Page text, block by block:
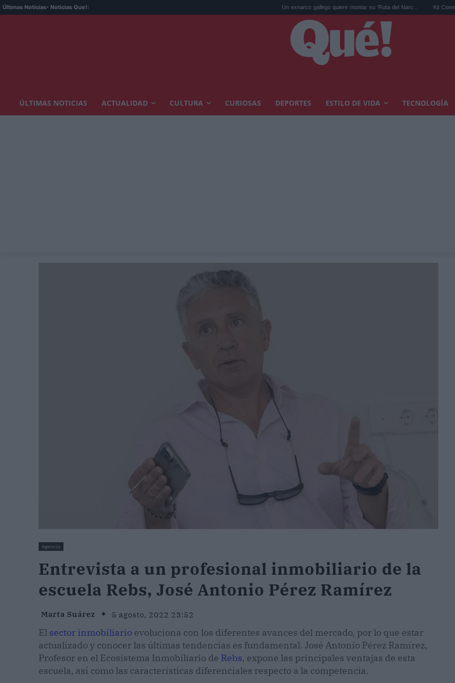
Últimas Noticias- Noticias Que!: Un exnarco gallego quiere montar su 'Ruta del Narc... Kit Connor será
ÚLTIMAS NOTICIAS ACTUALIDAD CULTURA CURIOSAS DEPORTES ESTILO DE VIDA TECNOLOGÍA
Agencia
Entrevista a un profesional inmobiliario de la
escuela Rebs, José Antonio Pérez Ramírez
Marta Suárez 5 agosto, 2022 23:52
El sector inmobiliario evoluciona con los diferentes avances del mercado, por lo que estar
actualizado y conocer las últimas tendencias es fundamental. José Antonio Pérez Ramírez,
Profesor en el Ecosistema Inmobiliario de Rebs, expone las principales ventajas de esta
escuela, así como las características diferenciales respecto a la competencia.